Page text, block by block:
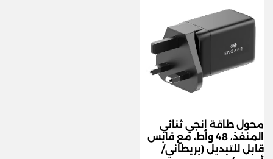
محول طاقة إنجي ثنائي
المنفذ، 48 واط، مع قابس
قابل للتبديل (بريطاني/